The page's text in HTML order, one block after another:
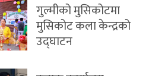
गुल्मीको मुसिकोटमा
मुसिकोट कला केन्द्रको
उद्घाटन